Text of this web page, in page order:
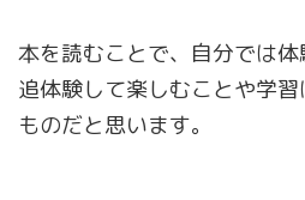
本を読むことで、自分では
追体験して楽しむことや学
ものだと思います。